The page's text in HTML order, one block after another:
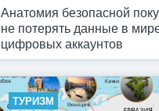
Анатомия безопасной
не потерять данные в
цифровых аккаунтов
ТУРИЗМ